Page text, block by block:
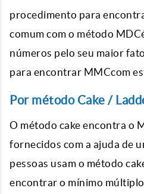
procedimento para
comum com o método
números pelo seu maior
para encontrar MMCcom
Por método Cake /
O método cake encontra o
fornecidos com a ajuda de
pessoas usam o método
encontrar o mínimo